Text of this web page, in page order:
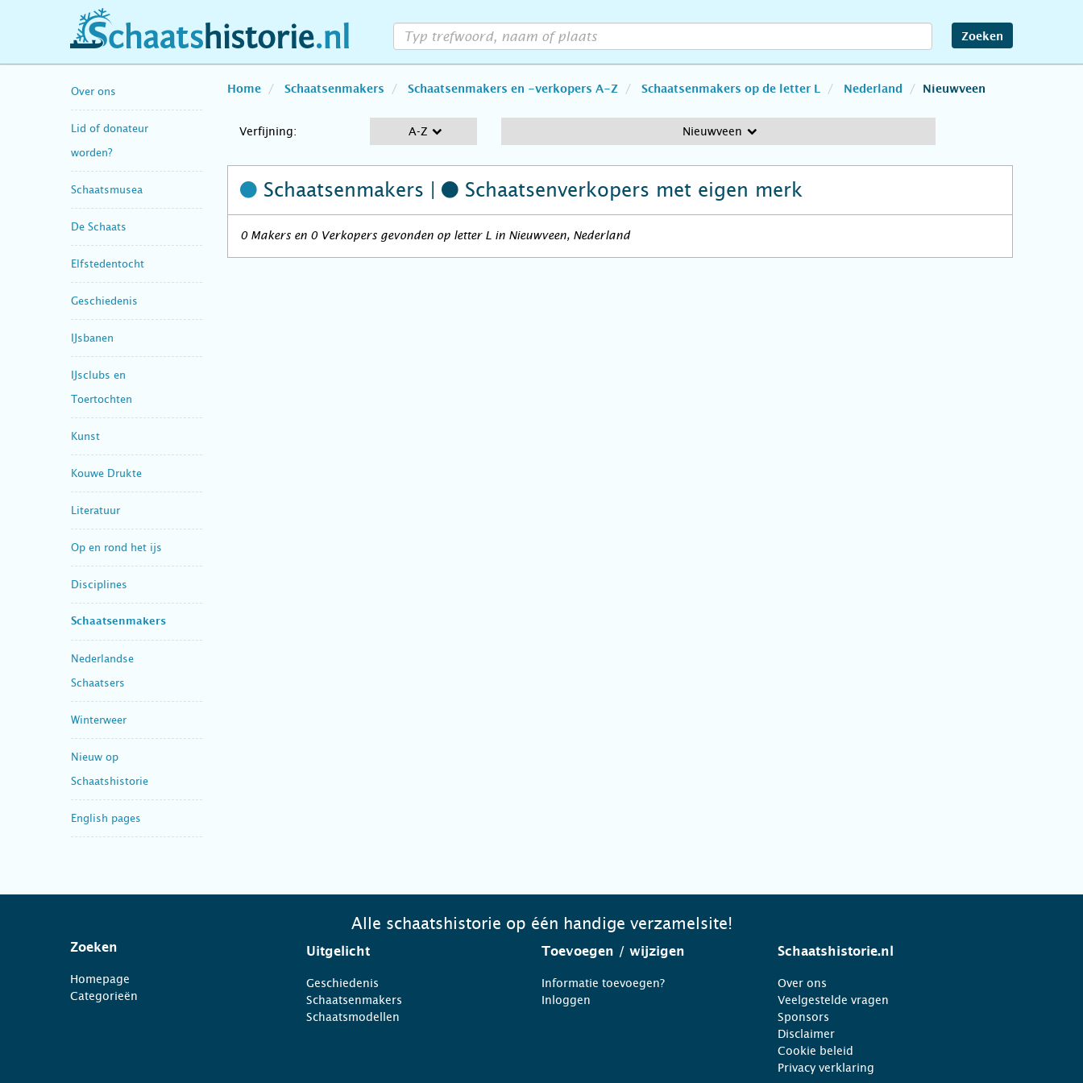
schaatshistorie.nl Zoeken
Over ons
Lid of donateur
worden?
Schaatsmusea
De Schaats
Elfstedentocht
Geschiedenis
IJsbanen
IJsclubs en
Toertochten
Kunst
Kouwe Drukte
Literatuur
Op en rond het ijs
Disciplines
Schaatsenmakers
Nederlandse
Schaatsers
Winterweer
Nieuw op
Schaatshistorie
English pages
Home Schaatsenmakers Schaatsenmakers en -verkopers A-Z Schaatsenmakers op de letter L Nederland Nieuwveen
Verfijning: A-Z Nieuwveen
Schaatsenmakers | Schaatsenverkopers met eigen merk
0 Makers en 0 Verkopers gevonden op letter L in Nieuwveen, Nederland
Alle schaatshistorie op één handige verzamelsite!
Zoeken
Homepage
Categorieën
Uitgelicht
Geschiedenis
Schaatsenmakers
Schaatsmodellen
Toevoegen / wijzigen
Informatie toevoegen?
Inloggen
Schaatshistorie.nl
Over ons
Veelgestelde vragen
Sponsors
Disclaimer
Cookie beleid
Privacy verklaring